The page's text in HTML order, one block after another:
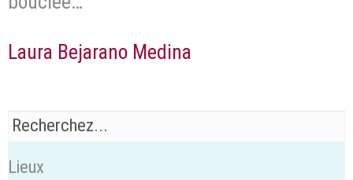
Laura Bejarano Medina
Lieux